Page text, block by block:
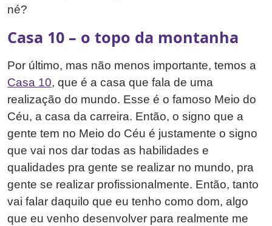
né?
Casa 10 – o topo da montanha
Por último, mas não menos importante, temos a
Casa 10, que é a casa que fala de uma
realização do mundo. Esse é o famoso Meio do
Céu, a casa da carreira. Então, o signo que a
gente tem no Meio do Céu é justamente o signo
que vai nos dar todas as habilidades e
qualidades pra gente se realizar no mundo, pra
gente se realizar profissionalmente. Então, tanto
vai falar daquilo que eu tenho como dom, algo
que eu venho desenvolver para realmente me